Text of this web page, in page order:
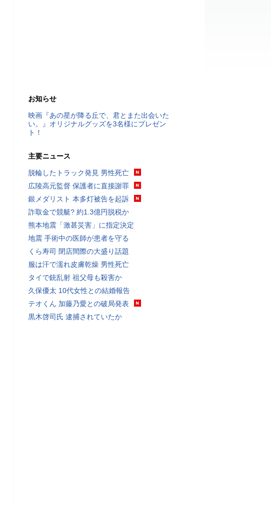
お知らせ
映画『あの星が降る丘で、君とまた出会いた
い。』オリジナルグッズを3名様にプレゼン
ト！
主要ニュース
脱輪したトラック発見 男性死亡
広陵高元監督 保護者に直接謝罪
銀メダリスト 本多灯被告を起訴
詐取金で競艇? 約1.3億円脱税か
熊本地震「激甚災害」に指定決定
地震 手術中の医師が患者を守る
くら寿司 閉店間際の大盛り話題
服は汗で濡れ皮膚乾燥 男性死亡
タイで銃乱射 祖父母も殺害か
久保優太 10代女性との結婚報告
テオくん 加藤乃愛との破局発表
黒木啓司氏 逮捕されていたか